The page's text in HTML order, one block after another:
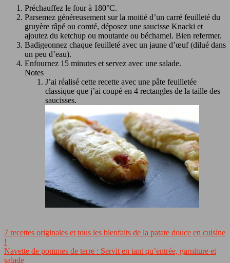
Préchauffez le four à 180°C.
Parsemez généreusement sur la moitié d’un carré feuilleté du
gruyère râpé ou comté, déposez une saucisse Knacki et
ajoutez du ketchup ou moutarde ou béchamel. Bien refermer.
Badigeonnez chaque feuilleté avec un jaune d’œuf (dilué dans
un peu d’eau).
Enfournez 15 minutes et servez avec une salade.
Notes
J’ai réalisé cette recette avec une pâte feuilletée
classique que j’ai coupé en 4 rectangles de la taille des
saucisses.
7 recettes originales et tous les bienfaits de la patate douce en cuisine
!
Navette de pommes de terre : Servit en tant qu’entrée, garniture et
salade